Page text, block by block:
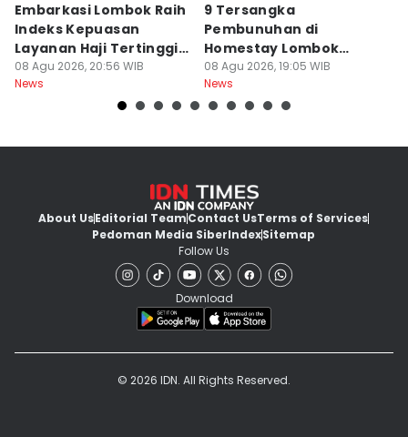
Embarkasi Lombok Raih
Indeks Kepuasan
Layanan Haji Tertinggi
Nasional
08 Agu 2026, 20:56 WIB
News
9 Tersangka
Pembunuhan di
Homestay Lombok
Barat Dilimpahkan ke
Jaksa
08 Agu 2026, 19:05 WIB
News
About UsEditorial TeamContact UsTerms of Services
Pedoman Media SiberIndexSitemap
Follow Us
Download
© 2026 IDN. All Rights Reserved.